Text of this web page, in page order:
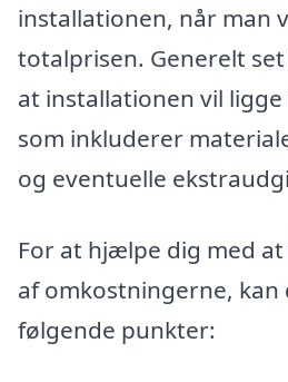
installationen, når man
totalprisen. Generelt
at installationen vil
som inkluderer
og eventuelle
For at hjælpe dig med
af omkostningerne, kan
følgende punkter: